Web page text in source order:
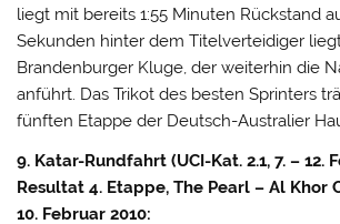
liegt mit bereits 1:55 Minuten Rückstand
Sekunden hinter dem Titelverteidiger
Brandenburger Kluge, der weiterhin die
anführt. Das Trikot des besten Sprinters
fünften Etappe der Deutsch-Australier
9. Katar-Rundfahrt (UCI-Kat. 2.1, 7. – 12.
Resultat 4. Etappe, The Pearl – Al Khor
10. Februar 2010: